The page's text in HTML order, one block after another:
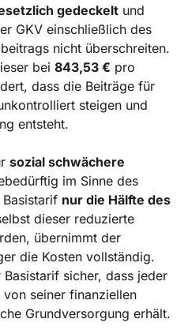
gedeckelt und
GKV einschließlich des
nicht überschreiten.
bei 843,53 € pro
dass die Beiträge für
steigen und
entsteht.
sozial schwächere
im Sinne des
nur die Hälfte des
dieser reduzierte
übernimmt der
die Kosten vollständig.
sicher, dass jeder
seiner finanziellen
Grundversorgung erhält.